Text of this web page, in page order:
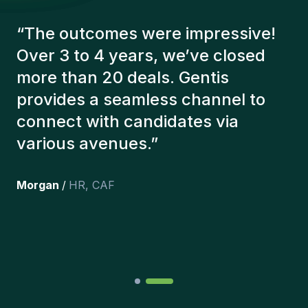
“The Gentis consultants have
always taken a number of factors
into account in order to present us
with the right candidates. The
people we've recruited are still
here, and personally I'm very
the team. ”